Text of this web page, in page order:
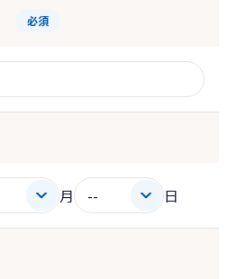
必須
月 日